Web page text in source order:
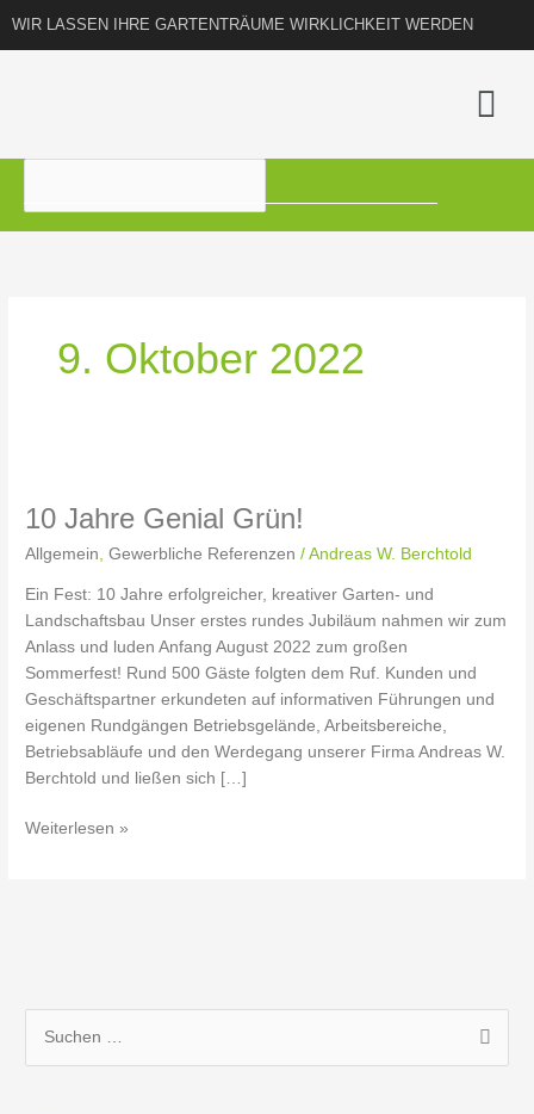
WIR LASSEN IHRE GARTENTRÄUME WIRKLICHKEIT WERDEN
9. Oktober 2022
10 Jahre Genial Grün!
Allgemein,Gewerbliche Referenzen /Andreas W. Berchtold
Ein Fest: 10 Jahre erfolgreicher, kreativer Garten- und
Landschaftsbau Unser erstes rundes Jubiläum nahmen wir zum
Anlass und luden Anfang August 2022 zum großen
Sommerfest! Rund 500 Gäste folgten dem Ruf. Kunden und
Geschäftspartner erkundeten auf informativen Führungen und
eigenen Rundgängen Betriebsgelände, Arbeitsbereiche,
Betriebsabläufe und den Werdegang unserer Firma Andreas W.
Berchtold und ließen sich […]
Genial
Weiterlesen »